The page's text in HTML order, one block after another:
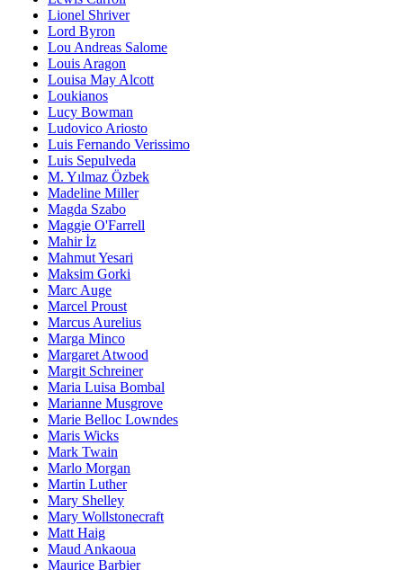
Lionel Shriver
Lord Byron
Lou Andreas Salome
Louis Aragon
Louisa May Alcott
Loukianos
Lucy Bowman
Ludovico Ariosto
Luis Fernando Verissimo
Luis Sepulveda
M. Yılmaz Özbek
Madeline Miller
Magda Szabo
Maggie O'Farrell
Mahir İz
Mahmut Yesari
Maksim Gorki
Marc Auge
Marcel Proust
Marcus Aurelius
Marga Minco
Margaret Atwood
Margit Schreiner
Maria Luisa Bombal
Marianne Musgrove
Marie Belloc Lowndes
Maris Wicks
Mark Twain
Marlo Morgan
Martin Luther
Mary Shelley
Mary Wollstonecraft
Matt Haig
Maud Ankaoua
Maurice Barbier